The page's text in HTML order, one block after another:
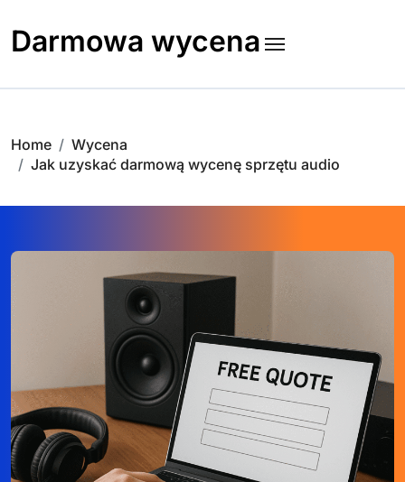
content
Darmowa wycena
Home
Wycena
Jak uzyskać darmową wycenę sprzętu audio